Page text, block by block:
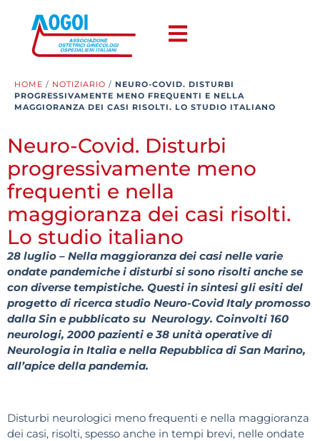
HOME / NOTIZIARIO / NEURO-COVID. DISTURBI
PROGRESSIVAMENTE MENO FREQUENTI E NELLA
MAGGIORANZA DEI CASI RISOLTI. LO STUDIO ITALIANO
Neuro-Covid. Disturbi
progressivamente meno
frequenti e nella
maggioranza dei casi risolti.
Lo studio italiano
28 luglio – Nella maggioranza dei casi nelle varie
ondate pandemiche i disturbi si sono risolti anche se
con diverse tempistiche. Questi in sintesi gli esiti del
progetto di ricerca studio Neuro-Covid Italy promosso
dalla Sin e pubblicato su Neurology. Coinvolti 160
neurologi, 2000 pazienti e 38 unità operative di
Neurologia in Italia e nella Repubblica di San Marino,
all’apice della pandemia.
Disturbi neurologici meno frequenti e nella maggioranza
dei casi, risolti, spesso anche in tempi brevi, nelle ondate